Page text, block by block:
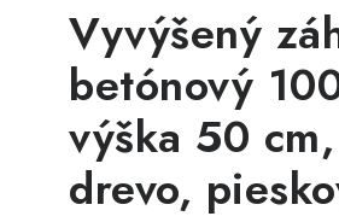
Vyvýšený
betónový
výška 50
drevo,